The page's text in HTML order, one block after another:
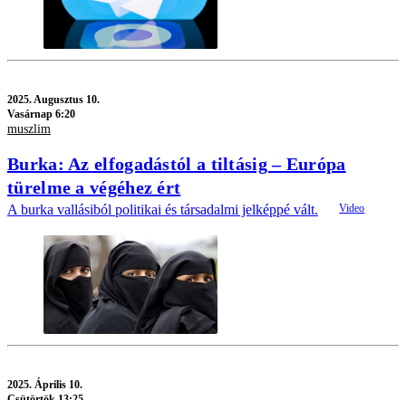
2025.Augusztus 10.
Vasárnap 6:20
muszlim
Burka: Az elfogadástól a tiltásig – Európa
türelme a végéhez ért
A burka vallásiból politikai és társadalmi jelképpé vált.
2025. Április 10.